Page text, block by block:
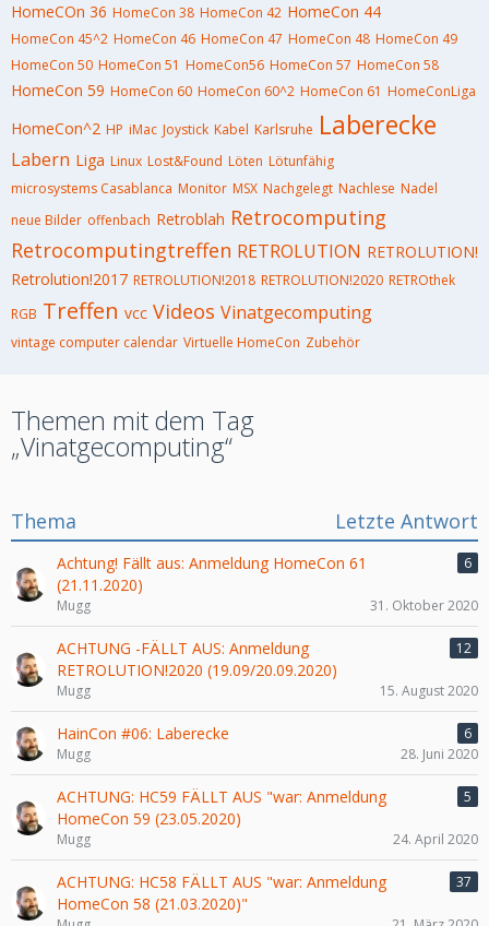
HomeCOn 36 HomeCon 38 HomeCon 42 HomeCon 44
HomeCon 45^2 HomeCon 46 HomeCon 47 HomeCon 48 HomeCon 49
HomeCon 50 HomeCon 51 HomeCon56 HomeCon 57 HomeCon 58
HomeCon 59 HomeCon 60 HomeCon 60^2 HomeCon 61 HomeConLiga
HomeCon^2 HP iMac Joystick Kabel Karlsruhe Laberecke
Labern Liga Linux Lost&Found Löten Lötunfähig
microsystems Casablanca Monitor MSX Nachgelegt Nachlese Nadel
neue Bilder offenbach Retroblah Retrocomputing
Retrocomputingtreffen RETROLUTION RETROLUTION!
Retrolution!2017 RETROLUTION!2018 RETROLUTION!2020 RETROthek
RGB Treffen vcc Videos Vinatgecomputing
vintage computer calendar Virtuelle HomeCon Zubehör
Themen mit dem Tag
„Vinatgecomputing“
Thema Letzte Antwort
Achtung! Fällt aus: Anmeldung HomeCon 61
(21.11.2020)
6
Mugg 31. Oktober 2020
ACHTUNG -FÄLLT AUS: Anmeldung
RETROLUTION!2020 (19.09/20.09.2020)
12
Mugg 15. August 2020
HainCon #06: Laberecke
6
Mugg
28. Juni 2020
ACHTUNG: HC59 FÄLLT AUS "war: Anmeldung
HomeCon 59 (23.05.2020)
5
Mugg 24. April 2020
ACHTUNG: HC58 FÄLLT AUS "war: Anmeldung
HomeCon 58 (21.03.2020)"
37